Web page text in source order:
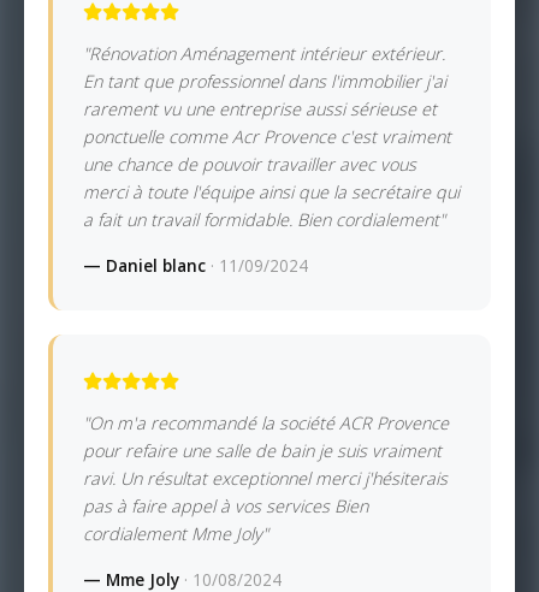
"Rénovation Aménagement intérieur extérieur.
En tant que professionnel dans l'immobilier j'ai
rarement vu une entreprise aussi sérieuse et
ponctuelle comme Acr Provence c'est vraiment
une chance de pouvoir travailler avec vous
merci à toute l'équipe ainsi que la secrétaire qui
a fait un travail formidable. Bien cordialement"
— Daniel blanc · 11/09/2024
"On m'a recommandé la société ACR Provence
pour refaire une salle de bain je suis vraiment
ravi. Un résultat exceptionnel merci j'hésiterais
pas à faire appel à vos services Bien
cordialement Mme Joly"
— Mme Joly · 10/08/2024